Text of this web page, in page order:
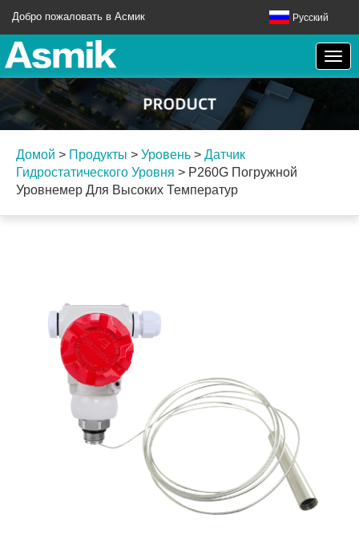
Добро пожаловать в Асмик Русский
Домой > Продукты > Уровень > Датчик
Гидростатического Уровня > P260G Погружной
Уровнемер Для Высоких Температур